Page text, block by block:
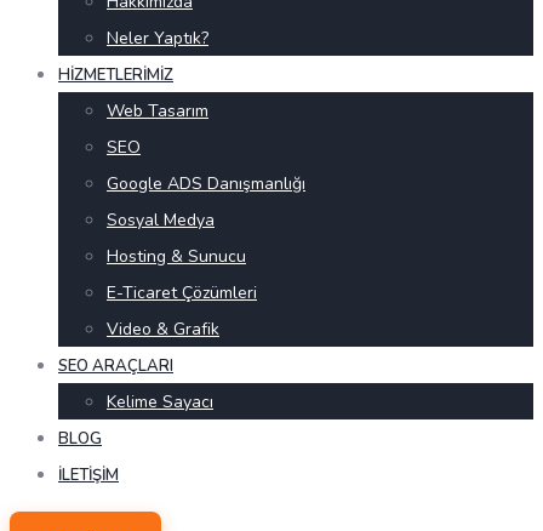
Neler Yaptık?
HIZMETLERIMIZ
Web Tasarım
SEO
Google ADS Danışmanlığı
Sosyal Medya
Hosting & Sunucu
E-Ticaret Çözümleri
Video & Grafik
SEO ARAÇLARI
Kelime Sayacı
BLOG
İLETIŞIM